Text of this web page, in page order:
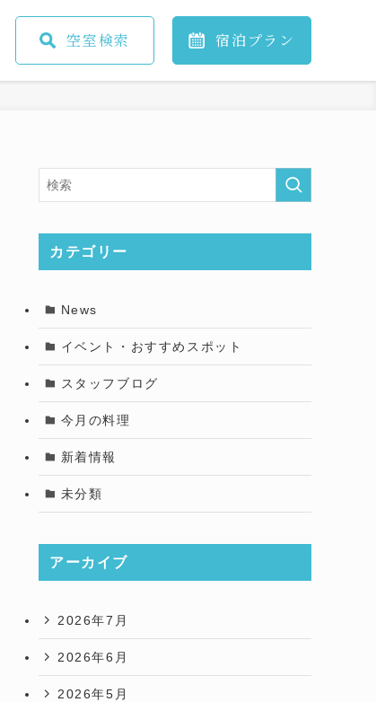
空室検索 宿泊 プラン
カテゴリー
News
イベント・おすすめスポット
スタッフブログ
今月の料理
新着情報
未分類
アーカイブ
2026年7月
2026年6月
2026年5月